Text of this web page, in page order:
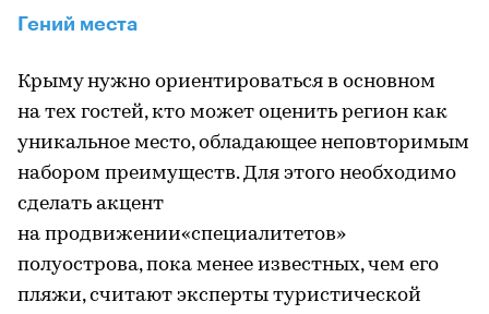
Гений места
Крыму нужно ориентироваться в основном
на тех гостей, кто может оценить регион как
уникальное место, обладающее неповторимым
набором преимуществ. Для этого необходимо
сделать акцент
на продвижении«специалитетов»
полуострова, пока менее известных, чем его
пляжи, считают эксперты туристической